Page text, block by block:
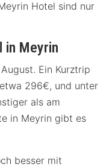
Hotel sind nur
in Meyrin
Ein Kurztrip
296€, und unter
als am
in Meyrin gibt es
besser mit